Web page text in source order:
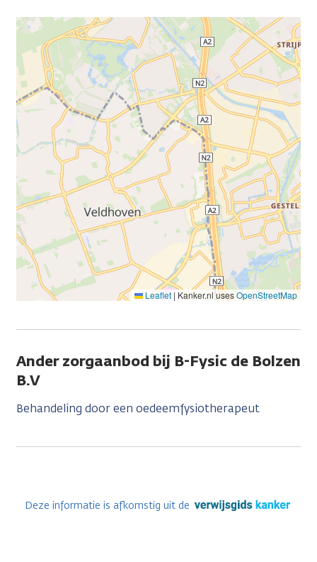
Leaflet | Kanker.nl usesOpenStreetMap
Ander zorgaanbod bij B-Fysic de Bolzen
B.V
Behandeling door een oedeemfysiotherapeut
Deze informatie is afkomstig uit de